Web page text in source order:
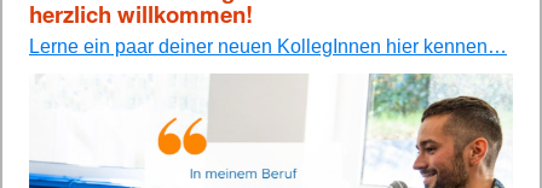
herzlich willkommen!
Lerne ein paar deiner neuen KollegInnen hier kennen…